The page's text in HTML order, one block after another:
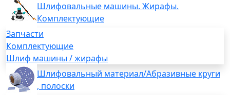
Шлифовальные машины. Жирафы.
Комплектующие
Запчасти
Комплектующие
Шлиф машины / жирафы
Шлифовальный материал/Абразивные круги
, полоски